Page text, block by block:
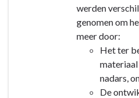
werden
genomen om
meer door:
Het ter
nadars,
De